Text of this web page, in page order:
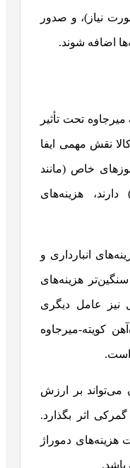
نیاز)، و صدور
اضافه شوند.
تحت تأثیر
نقش مهمی ایفا
خاص (مانند
هزینه‌های
انبارداری و
سنگین‌تر هزینه‌های
نیز عامل دیگری
کویته-میرجاوه
است.
می‌تواند بر ارزش
اثر بگذارد.
دموراژ
باشد.